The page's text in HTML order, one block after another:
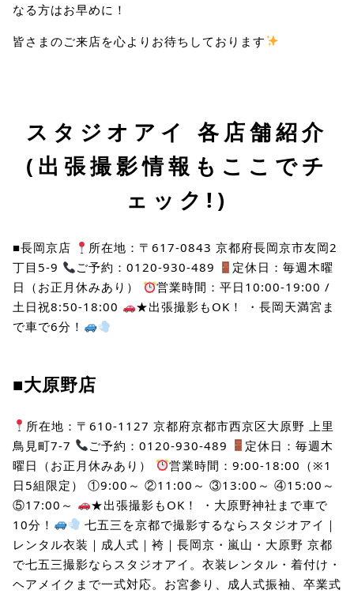
なる方はお早めに！
皆さまのご来店を心よりお待ちしております
スタジオアイ 各店舗紹介
(出張撮影情報もここでチ
ェック!)
■長岡京店
所在地：〒617-0843 京都府長岡京市友岡2
丁目5-9
ご予約：0120-930-489
定休日：毎週木曜
日（お正月休みあり）
営業時間：平日10:00-19:00 /
土日祝8:50-18:00
★出張撮影もOK！ ・長岡天満宮ま
で車で6分！
■大原野店
所在地：〒610-1127 京都府京都市西京区大原野 上里
鳥見町7-7
ご予約：0120-930-489
定休日：毎週木
曜日（お正月休みあり）
営業時間：9:00-18:00（※1
日5組限定） ①9:00～ ②11:00～ ③13:00～ ④15:00～
⑤17:00～
★出張撮影もOK！ ・大原野神社まで車で
10分！
七五三を京都で撮影するならスタジオアイ｜
レンタル衣装｜成人式｜袴｜長岡京・嵐山・大原野 京都
で七五三撮影ならスタジオアイ。衣装レンタル・着付け・
ヘアメイクまで一式対応。お宮参り、成人式振袖、卒業式